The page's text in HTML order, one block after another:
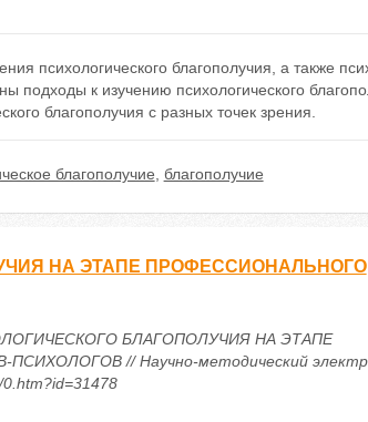
психологического благополучия, а также
подходы к изучению психологического
благополучия с разных точек зрения.
благополучие благополучие
НА ЭТАПЕ ПРОФЕССИОНАЛЬНОГО
БЛАГОПОЛУЧИЯ НА ЭТАПЕ
// Научно-методический